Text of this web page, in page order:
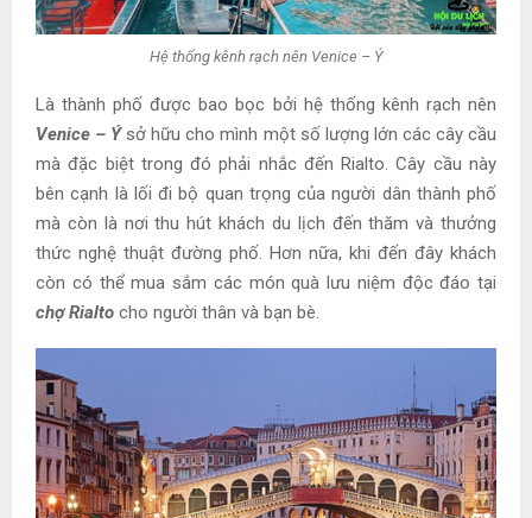
Hệ thống kênh rạch nên Venice – Ý
Là thành phố được bao bọc bởi hệ thống kênh rạch nên
Venice – Ýsở hữu cho mình một số lượng lớn các cây cầu
mà đặc biệt trong đó phải nhắc đến Rialto. Cây cầu này
bên cạnh là lối đi bộ quan trọng của người dân thành phố
mà còn là nơi thu hút khách du lịch đến thăm và thưởng
thức nghệ thuật đường phố. Hơn nữa, khi đến đây khách
còn có thể mua sắm các món quà lưu niệm độc đáo tại
chợ Rialto cho người thân và bạn bè.